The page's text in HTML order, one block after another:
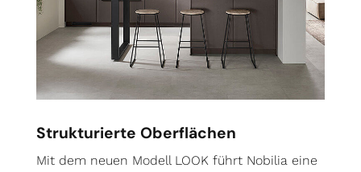
Strukturierte Oberflächen
Mit dem neuen Modell LOOK führt Nobilia eine